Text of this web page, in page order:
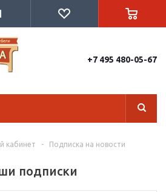
+7 495 480-05-67
кабинет - Подписка на новости
подписки